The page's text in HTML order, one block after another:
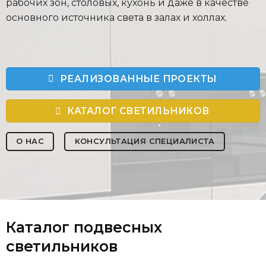
рабочих зон, столовых, кухонь и даже в качестве
основного источника света в залах и холлах.
РЕАЛИЗОВАННЫЕ ПРОЕКТЫ
КАТАЛОГ СВЕТИЛЬНИКОВ
О НАС КОНСУЛЬТАЦИЯ СПЕЦИАЛИСТА
Каталог подвесных
светильников